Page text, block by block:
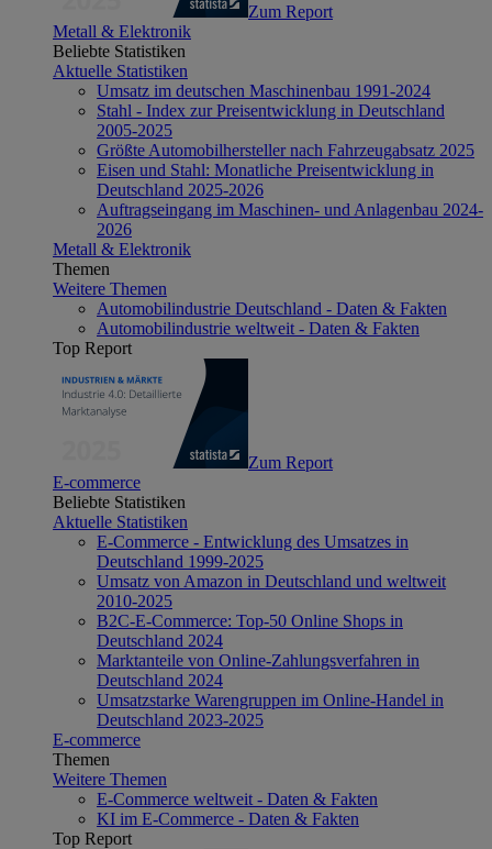
Zum Report
Metall & Elektronik
Beliebte Statistiken
Aktuelle Statistiken
Umsatz im deutschen Maschinenbau 1991-2024
Stahl - Index zur Preisentwicklung in Deutschland
2005-2025
Größte Automobilhersteller nach Fahrzeugabsatz 2025
Eisen und Stahl: Monatliche Preisentwicklung in
Deutschland 2025-2026
Auftragseingang im Maschinen- und Anlagenbau 2024-
2026
Metall & Elektronik
Themen
Weitere Themen
Automobilindustrie Deutschland - Daten & Fakten
Automobilindustrie weltweit - Daten & Fakten
Top Report
Zum Report
E-commerce
Beliebte Statistiken
Aktuelle Statistiken
E-Commerce - Entwicklung des Umsatzes in
Deutschland 1999-2025
Umsatz von Amazon in Deutschland und weltweit
2010-2025
B2C-E-Commerce: Top-50 Online Shops in
Deutschland 2024
Marktanteile von Online-Zahlungsverfahren in
Deutschland 2024
Umsatzstarke Warengruppen im Online-Handel in
Deutschland 2023-2025
E-commerce
Themen
Weitere Themen
E-Commerce weltweit - Daten & Fakten
KI im E-Commerce - Daten & Fakten
Top Report